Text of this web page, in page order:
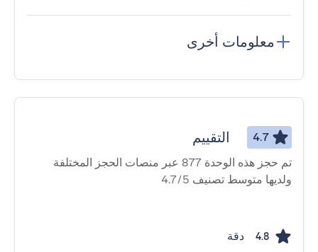
معلومات أخرى
4.7 التقييم
تم حجز هذه الوحدة 877 عبر منصات الحجز المختلفة
ولديها متوسط ​​تصنيف 4.7/5
4.8 دقة